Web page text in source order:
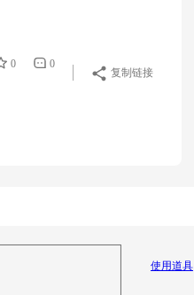
0 0
复制链接
使用道具